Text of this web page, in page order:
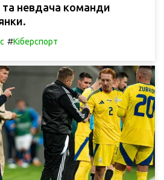
невдача команди
#Кіберспорт